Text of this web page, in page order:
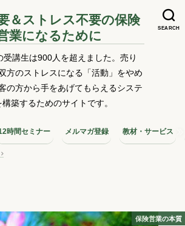
SEARCH
＆ストレス不要の保険
業になるために
受講生は900人を超えました。売り
方のストレスになる「活動」をやめ
の方から手をあげてもらえるシステ
構築するためのサイトです。
時間セミナー メルマガ登録 教材・サービス
保険営業の本質